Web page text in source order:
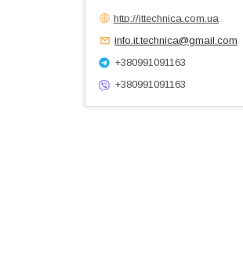
http://ittechnica.com.ua
info.it.technica@gmail.com
+380991091163
+380991091163